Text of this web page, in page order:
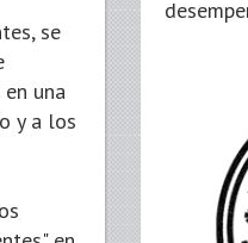
se
una
y a los